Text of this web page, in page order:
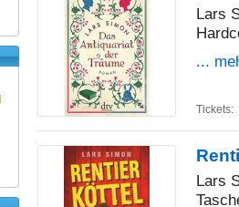
Lars
...
Tickets:
Lars